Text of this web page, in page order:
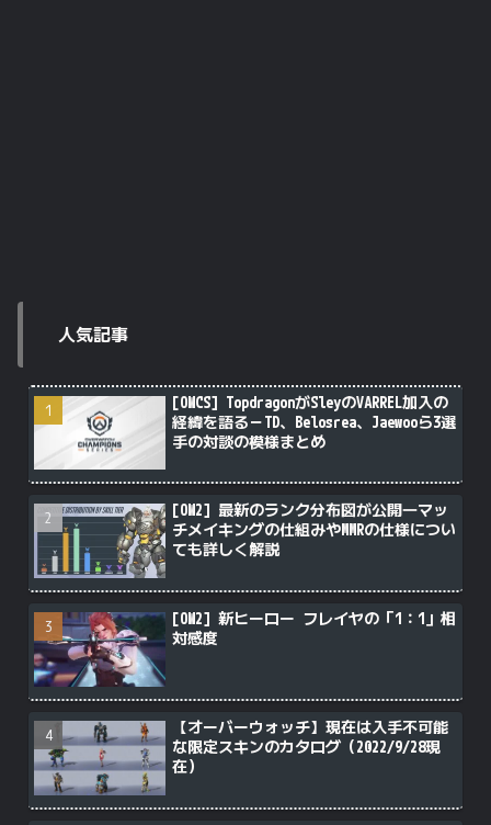
人気記事
[OWCS] TopdragonがSleyのVARREL加入の
経緯を語る－TD、Belosrea、Jaewooら3選
手の対談の模様まとめ
[OW2] 最新のランク分布図が公開―マッ
チメイキングの仕組みやMMRの仕様につい
ても詳しく解説
[OW2] 新ヒーロー フレイヤの「1：1」相
対感度
【オーバーウォッチ】現在は入手不可能
な限定スキンのカタログ（2022/9/28現
在）